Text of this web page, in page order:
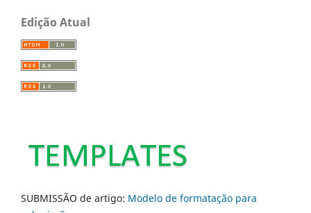
Edição Atual
SUBMISSÃO de artigo: Modelo de formatação para